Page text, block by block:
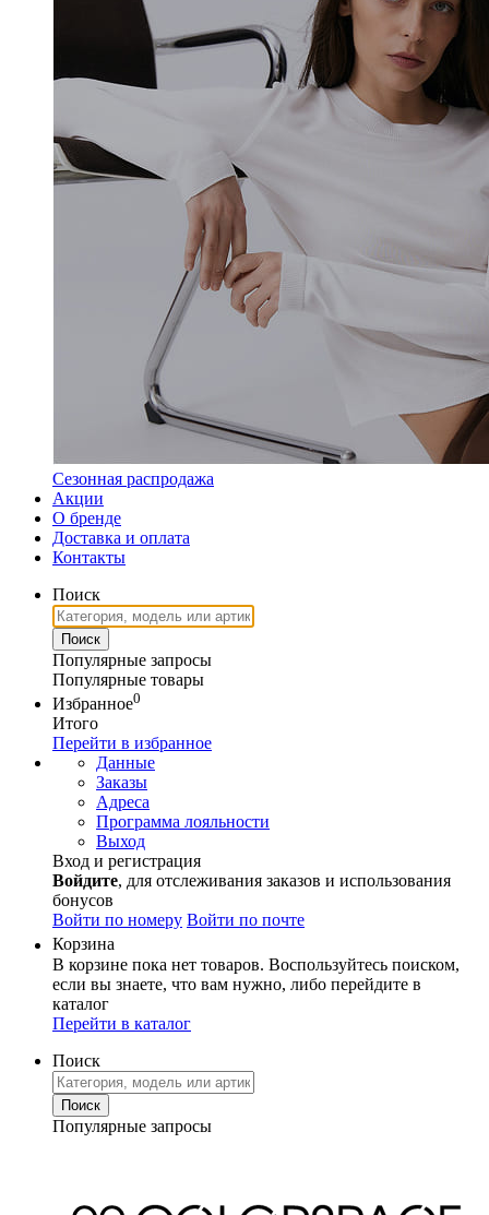
Сезонная распродажа
Акции
О бренде
Доставка и оплата
Контакты
Поиск
Популярные запросы
Популярные товары
Избранное0
Итого
Перейти в избранное
Данные
Заказы
Адреса
Программа лояльности
Выход
Вход и регистрация
Войдите, для отслеживания заказов и использования
бонусов
Войти по номеру Войти по почте
Корзина
В корзине пока нет товаров. Воспользуйтесь поиском,
если вы знаете, что вам нужно, либо перейдите в
каталог
Перейти в каталог
Поиск
Популярные запросы